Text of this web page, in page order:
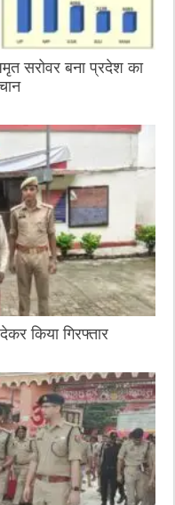
सरोवर बना प्रदेश का
किया गिरफ्तार